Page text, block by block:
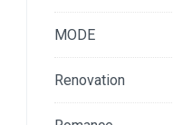
MODE
Renovation